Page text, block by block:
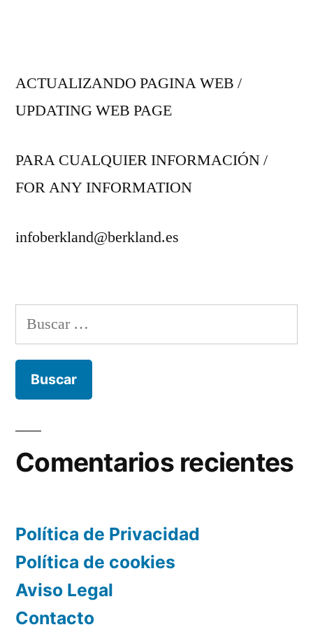
ACTUALIZANDO PAGINA WEB /
UPDATING WEB PAGE
PARA CUALQUIER INFORMACIÓN /
FOR ANY INFORMATION
infoberkland@berkland.es
Buscar:
Comentarios recientes
Política de Privacidad
Política de cookies
Aviso Legal
Contacto